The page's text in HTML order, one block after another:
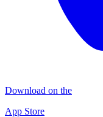
Download on the
App Store